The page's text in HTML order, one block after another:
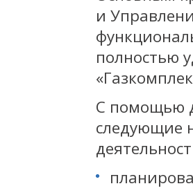
и
полностью
С помощью
следующие